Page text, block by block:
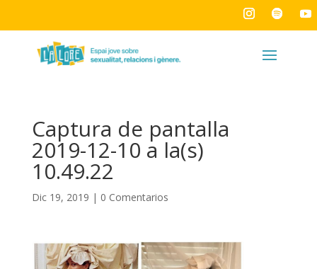
Captura de pantalla
2019-12-10 a la(s)
10.49.22
Dic 19, 2019 | 0 Comentarios